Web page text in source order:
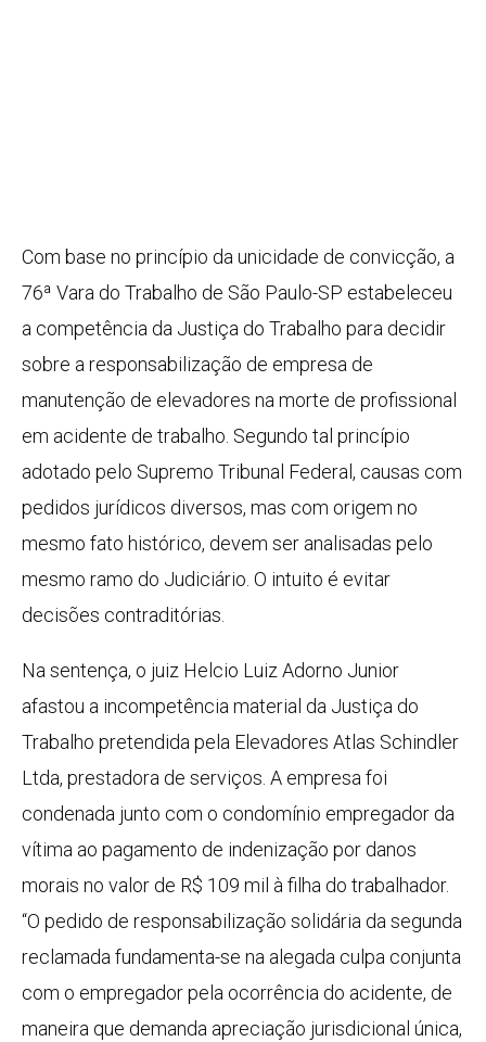
Com base no princípio da unicidade de convicção, a
76ª Vara do Trabalho de São Paulo-SP estabeleceu
a competência da Justiça do Trabalho para decidir
sobre a responsabilização de empresa de
manutenção de elevadores na morte de profissional
em acidente de trabalho. Segundo tal princípio
adotado pelo Supremo Tribunal Federal, causas com
pedidos jurídicos diversos, mas com origem no
mesmo fato histórico, devem ser analisadas pelo
mesmo ramo do Judiciário. O intuito é evitar
decisões contraditórias.
Na sentença, o juiz Helcio Luiz Adorno Junior
afastou a incompetência material da Justiça do
Trabalho pretendida pela Elevadores Atlas Schindler
Ltda, prestadora de serviços. A empresa foi
condenada junto com o condomínio empregador da
vítima ao pagamento de indenização por danos
morais no valor de R$ 109 mil à filha do trabalhador.
“O pedido de responsabilização solidária da segunda
reclamada fundamenta-se na alegada culpa conjunta
com o empregador pela ocorrência do acidente, de
maneira que demanda apreciação jurisdicional única,